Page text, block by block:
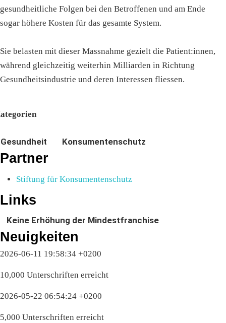
gesundheitliche Folgen bei den Betroffenen und am Ende
sogar höhere Kosten für das gesamte System.
Sie belasten mit dieser Massnahme gezielt die Patient:innen,
während gleichzeitig weiterhin Milliarden in Richtung
Gesundheitsindustrie und deren Interessen fliessen.
Gesundheit Konsumentenschutz
Partner
Stiftung für Konsumentenschutz
Links
Keine Erhöhung der Mindestfranchise
Neuigkeiten
2026-06-11 19:58:34 +0200
10,000 Unterschriften erreicht
2026-05-22 06:54:24 +0200
5,000 Unterschriften erreicht